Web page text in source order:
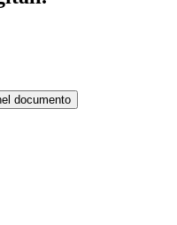
documento